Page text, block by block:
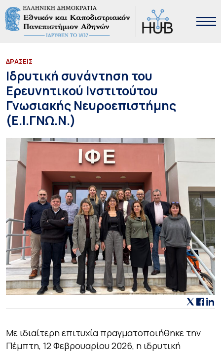
ΔΡΑΣΕΙΣ
Ιδρυτική συνάντηση του
Ερευνητικού Ινστιτούτου
Γνωσιακής Νευροεπιστήμης
(Ε.Ι.ΓΝΩ.Ν.)
Με ιδιαίτερη επιτυχία πραγματοποιήθηκε την
Πέμπτη, 12 Φεβρουαρίου 2026, η ιδρυτική